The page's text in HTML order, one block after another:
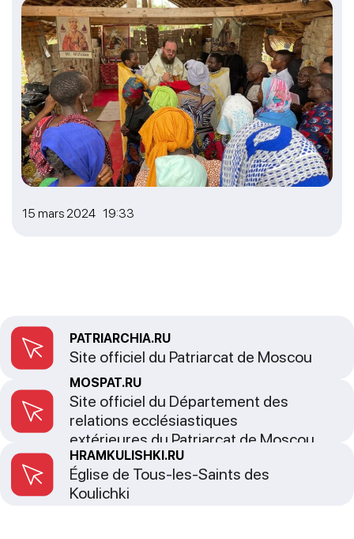
15 mars 2024 19:33
PATRIARCHIA.RU
Site officiel du Patriarcat de Moscou
MOSPAT.RU
Site officiel du Département des
relations ecclésiastiques
extérieures du Patriarcat de Moscou
HRAMKULISHKI.RU
Église de Tous-les-Saints des
Koulichki